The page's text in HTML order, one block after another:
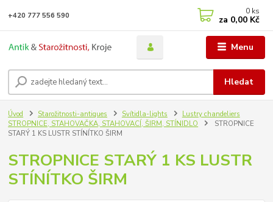
Menu
Hledat
+420 777 556 590 0 ks
za 0,00 Kč
Úvod Starožitnosti-antiques Svítidla-lights
Lustry chandeliers
STROPNICE, STAHOVAČKA, STAHOVACÍ, ŠIRM, STÍNIDLO
STROPNICE
STARÝ 1 KS LUSTR STÍNÍTKO ŠIRM
STROPNICE STARÝ 1 KS LUSTR
STÍNÍTKO ŠIRM